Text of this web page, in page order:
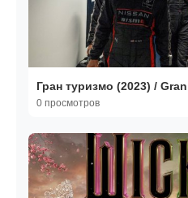
Гран туризмо (2023) /
0 просмотров